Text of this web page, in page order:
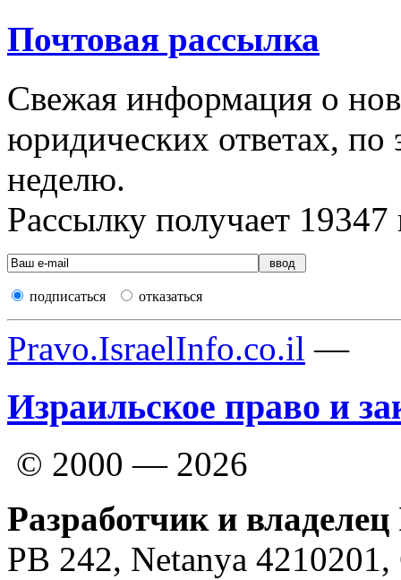
Почтовая рассылка
Свежая информация о
юридических ответах, по
неделю.
Рассылку получает 19347
подписаться отказаться
Pravo.IsraelInfo.co.il —
Израильское право и
© 2000 — 2026
Разработчик и
PB 242, Netanya